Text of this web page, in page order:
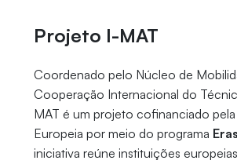
Projeto I-MAT
Coordenado pelo Núcleo de
Cooperação Internacional do
MAT é um projeto cofinanciado pela
Europeia por meio do programa
iniciativa reúne instituições